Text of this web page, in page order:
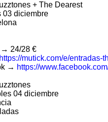
+ The Dearest
diciembre
→ 24/28 €
https://mutick.com/e/entradas-
→ https://
04 diciembre